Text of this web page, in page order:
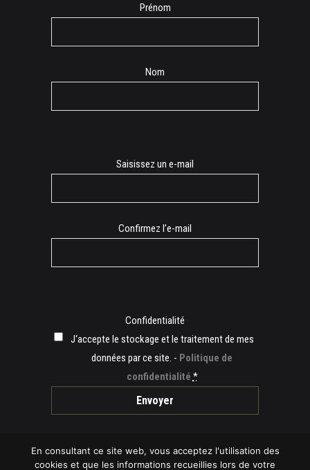
Prénom
Nom
Saisissez un e-mail
Confirmez l’e-mail
Confidentialité
J‘accepte le stockage et le traitement de mes
données par ce site. - Politique de
confidentialité *
En consultant ce site web, vous acceptez l'utilisation des
cookies et que les informations recueillies lors de votre